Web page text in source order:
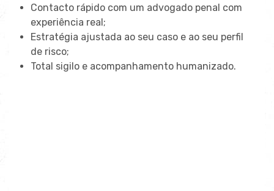
Contacto rápido com um advogado penal com
experiência real;
Estratégia ajustada ao seu caso e ao seu perfil
de risco;
Total sigilo e acompanhamento humanizado.